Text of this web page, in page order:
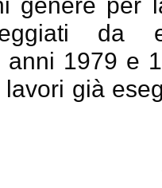
da
anni 1979 e
già